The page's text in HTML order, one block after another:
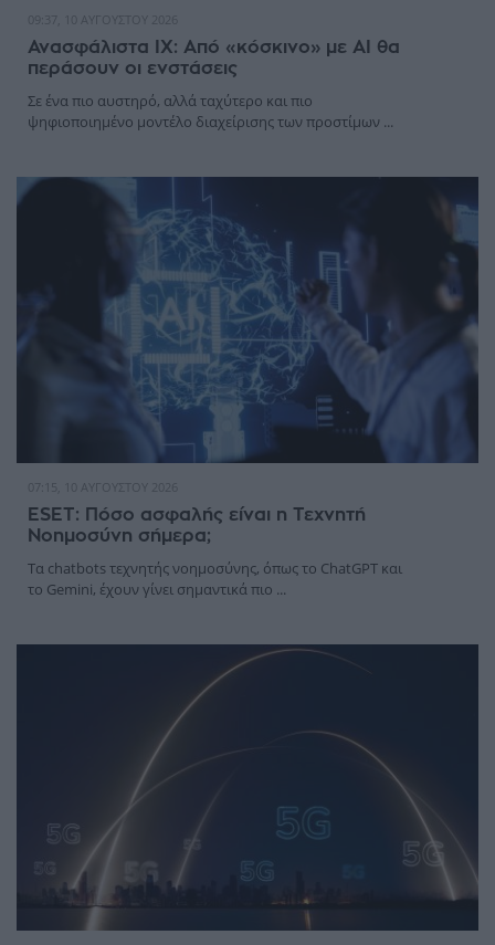
09:37, 10 ΑΥΓΟΎΣΤΟΥ 2026
Ανασφάλιστα ΙΧ: Από «κόσκινο» με AI θα
περάσουν οι ενστάσεις
Σε ένα πιο αυστηρό, αλλά ταχύτερο και πιο
ψηφιοποιημένο μοντέλο διαχείρισης των προστίμων ...
07:15, 10 ΑΥΓΟΎΣΤΟΥ 2026
ESET: Πόσο ασφαλής είναι η Τεχνητή
Νοημοσύνη σήμερα;
Τα chatbots τεχνητής νοημοσύνης, όπως το ChatGPT και
το Gemini, έχουν γίνει σημαντικά πιο ...